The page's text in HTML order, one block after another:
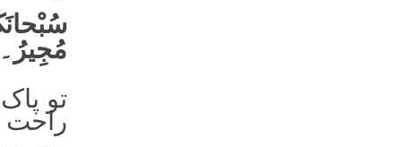
مُجِیرُ۔
تو
راحت